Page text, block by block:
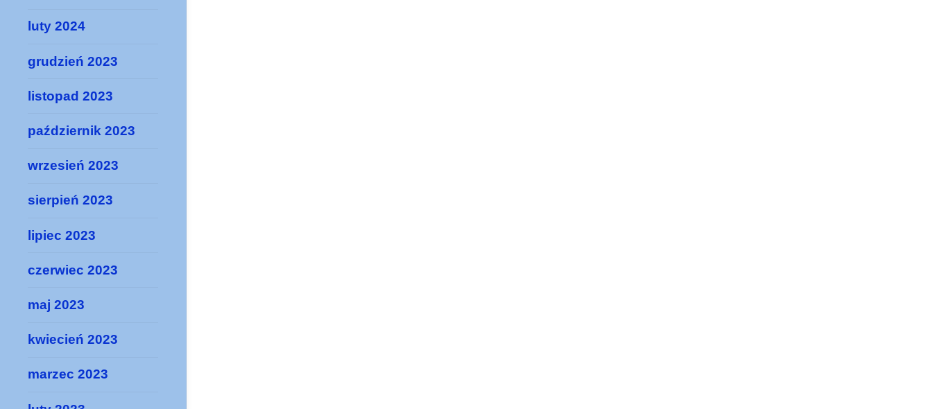
luty 2024
grudzień 2023
listopad 2023
październik 2023
wrzesień 2023
sierpień 2023
lipiec 2023
czerwiec 2023
maj 2023
kwiecień 2023
marzec 2023